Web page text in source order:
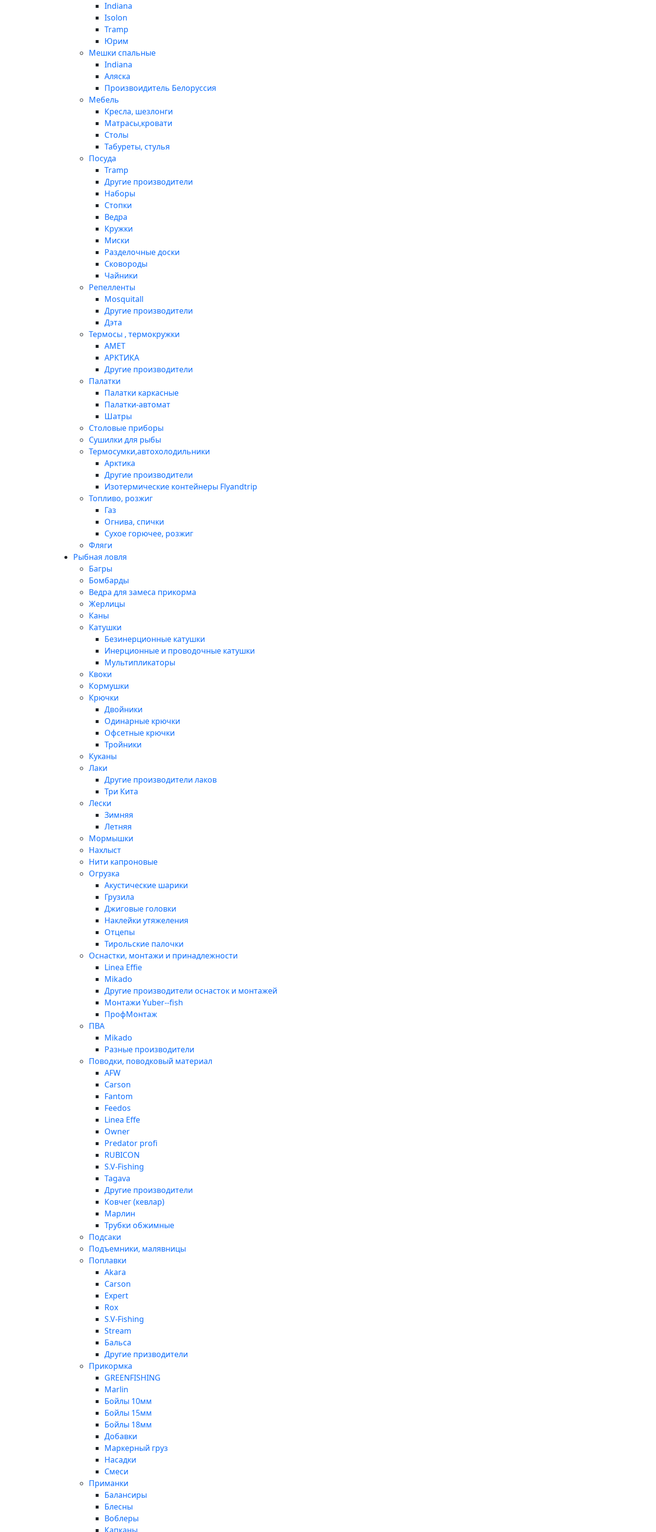
Indiana
Isolon
Tramp
Юрим
Мешки спальные
Indiana
Аляска
Произвоидитель Белоруссия
Мебель
Кресла, шезлонги
Матрасы,кровати
Столы
Табуреты, стулья
Посуда
Tramp
Другие производители
Наборы
Стопки
Ведра
Кружки
Миски
Разделочные доски
Сковороды
Чайники
Репелленты
Mosquitall
Другие производители
Дэта
Термосы , термокружки
АМЕТ
АРКТИКА
Другие производители
Палатки
Палатки каркасные
Палатки-автомат
Шатры
Столовые приборы
Сушилки для рыбы
Термосумки,автохолодильники
Арктика
Другие производители
Изотермические контейнеры Flyandtrip
Топливо, розжиг
Газ
Огнива, спички
Сухое горючее, розжиг
Фляги
Рыбная ловля
Багры
Бомбарды
Ведра для замеса прикорма
Жерлицы
Каны
Катушки
Безинерционные катушки
Инерционные и проводочные катушки
Мультипликаторы
Квоки
Кормушки
Крючки
Двойники
Одинарные крючки
Офсетные крючки
Тройники
Куканы
Лаки
Другие производители лаков
Три Кита
Лески
Зимняя
Летняя
Мормышки
Нахлыст
Нити капроновые
Огрузка
Акустические шарики
Грузила
Джиговые головки
Наклейки утяжеления
Отцепы
Тирольские палочки
Оснастки, монтажи и принадлежности
Linea Effie
Mikado
Другие производители оснасток и монтажей
Монтажи Yuber--fish
ПрофМонтаж
ПВА
Mikado
Разные производители
Поводки, поводковый материал
AFW
Carson
Fantom
Feedos
Linea Effe
Owner
Predator profi
RUBICON
S.V-Fishing
Tagava
Другие производители
Ковчег (кевлар)
Марлин
Трубки обжимные
Подсаки
Подъемники, малявницы
Поплавки
Akara
Carson
Expert
Rox
S.V-Fishing
Stream
Бальса
Другие призводители
Прикормка
GREENFISHING
Marlin
Бойлы 10мм
Бойлы 15мм
Бойлы 18мм
Добавки
Маркерный груз
Насадки
Смеси
Приманки
Балансиры
Блесны
Воблеры